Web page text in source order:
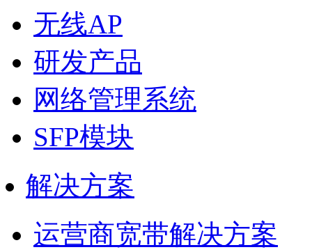
无线AP
研发产品
网络管理系统
SFP模块
解决方案
运营商宽带解决方案